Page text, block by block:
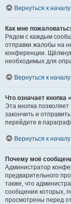
Вернуться к началу
Как мне
Рядом с каждым
отправки жалобы на
конференции.
необходимых для
Вернуться к началу
Что означает кнопка
Эта кнопка
закончить и
перейдите в
Вернуться к началу
Почему моё
Администратор
предварительного
также, что
сообщения которых,
просмотрены перед